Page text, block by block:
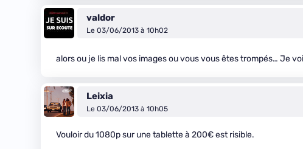
valdor
Le 03/06/2013 à 10h02
alors ou je lis mal vos images ou vous vous êtes trompés… Je
Leixia
Le 03/06/2013 à 10h05
Vouloir du 1080p sur une tablette à 200€ est risible.